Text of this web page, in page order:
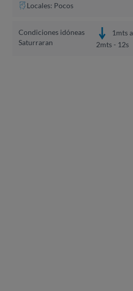
Locales: Pocos
Condiciones idóneas
Saturraran
1mts a
2mts - 12s